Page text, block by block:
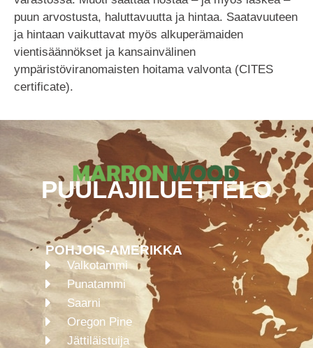
puun arvostusta, haluttavuutta ja hintaa. Saatavuuteen
ja hintaan vaikuttavat myös alkuperämaiden
vientisäännökset ja kansainvälinen
ympäristöviranomaisten hoitama valvonta (CITES
certificate).
PUULAJILUETTELO
POHJOIS-AMERIKKA
Valkotammi
Punatammi
Saarni
Oregon Pine
Jättiläistuija